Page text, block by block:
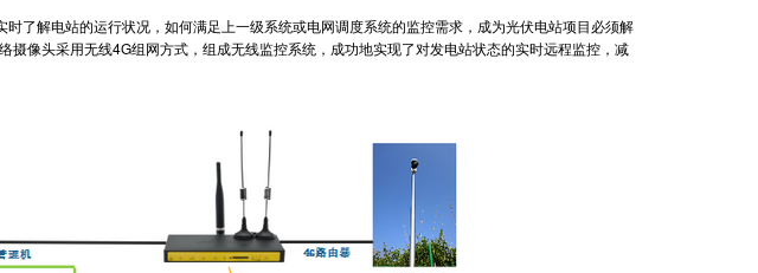
解电站的运行状况，如何满足上一级系统或电网调度系统的监控需求，成为光伏电站项目必须解
摄像头采用无线4G组网方式，组成无线监控系统，成功地实现了对发电站状态的实时远程监控，减